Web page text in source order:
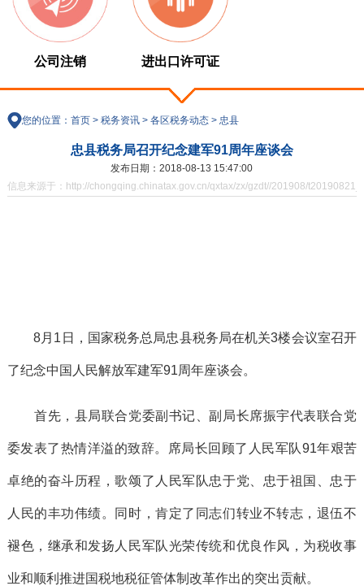
公司注销 进出口许可证
您的位置： 首页> 税务资讯> 各区税务动态> 忠县
忠县税务局召开纪念建军91周年座谈会
发布日期：2018-08-13 15:47:00
信息来源于：http://chongqing.chinatax.gov.cn/qxtax/zx/gzdt//201908/
8月1日，国家税务总局忠县税务局在机关3楼会议室召开
了纪念中国人民解放军建军91周年座谈会。
首先，县局联合党委副书记、副局长席振宇代表联合党
委发表了热情洋溢的致辞。席局长回顾了人民军队91年艰苦
卓绝的奋斗历程，歌颂了人民军队忠于党、忠于祖国、忠于
人民的丰功伟绩。同时，肯定了同志们转业不转志，退伍不
褪色，继承和发扬人民军队光荣传统和优良作风，为税收事
业和顺利推进国税地税征管体制改革作出的突出贡献。